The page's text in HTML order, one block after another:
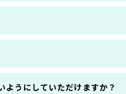
ようにしていただけますか？